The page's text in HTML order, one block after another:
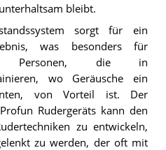
bleibt.
sorgt für ein
was besonders für
Personen, die in
wo Geräusche ein
von Vorteil ist. Der
Rudergeräts kann den
zu entwickeln,
zu werden, der oft mit